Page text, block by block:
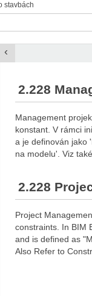
stavbách
‹
2.228
Management
konstant. V rámci
a je definován jako
na modelu'. Viz
2.228
Project
constraints. In BIM
and is defined as
Also Refer to